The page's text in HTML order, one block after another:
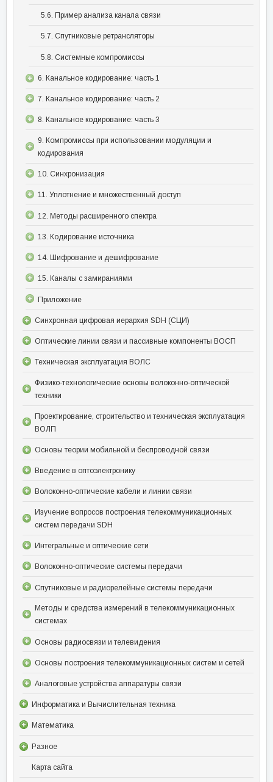
5.6. Пример анализа канала связи
5.7. Спутниковые ретрансляторы
5.8. Системные компромиссы
6. Канальное кодирование: часть 1
7. Канальное кодирование: часть 2
8. Канальное кодирование: часть 3
9. Компромиссы при использовании модуляции и
кодирования
10. Синхронизация
11. Уплотнение и множественный доступ
12. Методы расширенного спектра
13. Кодирование источника
14. Шифрование и дешифрование
15. Каналы с замираниями
Приложение
Синхронная цифровая иерархия SDH (СЦИ)
Оптические линии связи и пассивные компоненты ВОСП
Техническая эксплуатация ВОЛС
Физико-технологические основы волоконно-оптической
техники
Проектирование, строительство и техническая эксплуатация
ВОЛП
Основы теории мобильной и беспроводной связи
Введение в оптоэлектронику
Волоконно-оптические кабели и линии связи
Изучение вопросов построения телекоммуникационных
систем передачи SDH
Интегральные и оптические сети
Волоконно-оптические системы передачи
Спутниковые и радиорелейные системы передачи
Методы и средства измерений в телекоммуникационных
системах
Основы радиосвязи и телевидения
Основы построения телекоммуникационных систем и сетей
Аналоговые устройства аппаратуры связи
Информатика и Вычислительная техника
Математика
Разное
Карта сайта